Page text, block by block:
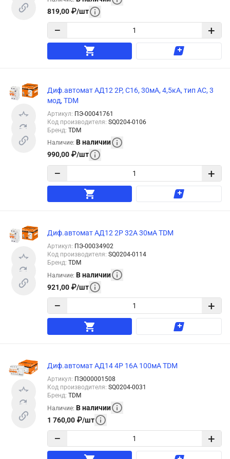
819,00 ₽/шт
− +
Диф.автомат АД12 2P, C16, 30мА, 4,5кА, тип АС, 3
мод, TDM
Артикул: ПЭ-00041761
Код производителя: SQ0204-0106
Бренд: TDM
Наличие: В наличии
990,00 ₽/шт
− +
Диф.автомат АД12 2Р 32А 30мА TDM
Артикул: ПЭ-00034902
Код производителя: SQ0204-0114
Бренд: TDM
Наличие: В наличии
921,00 ₽/шт
− +
Диф.автомат АД14 4Р 16А 100мА TDM
Артикул: ПЭ000001508
Код производителя: SQ0204-0031
Бренд: TDM
Наличие: В наличии
1 760,00 ₽/шт
− +